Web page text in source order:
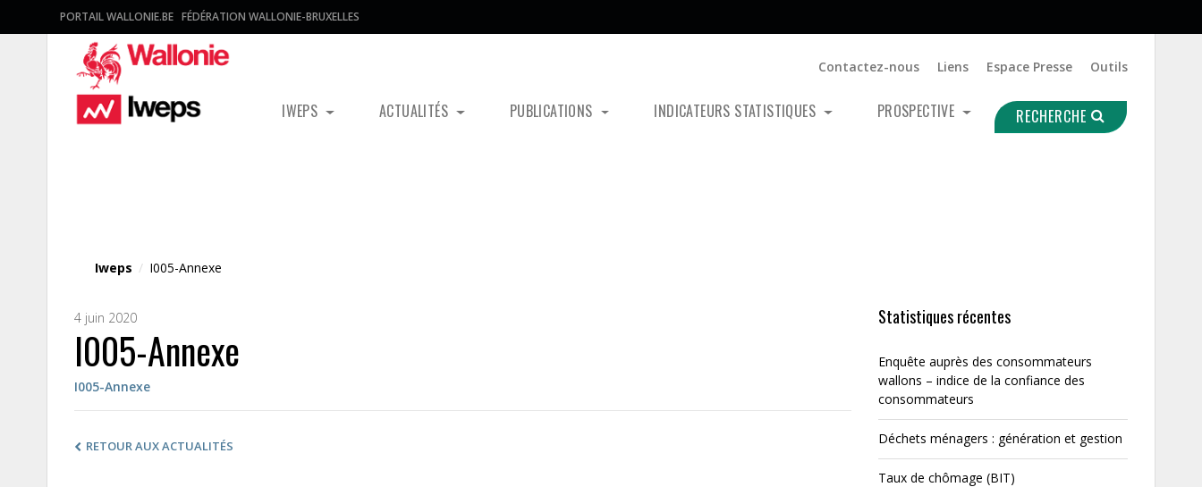
PORTAIL WALLONIE.BE FÉDÉRATION WALLONIE-BRUXELLES
Contactez-nous Liens Espace Presse Outils
IWEPS ACTUALITÉS PUBLICATIONS INDICATEURS STATISTIQUES PROSPECTIVE RECHERCHE
Iweps / I005-Annexe
4 juin 2020
I005-Annexe
I005-Annexe
RETOUR AUX ACTUALITÉS
Statistiques récentes
Enquête auprès des consommateurs
wallons – indice de la confiance des
consommateurs
Déchets ménagers : génération et gestion
Taux de chômage (BIT)